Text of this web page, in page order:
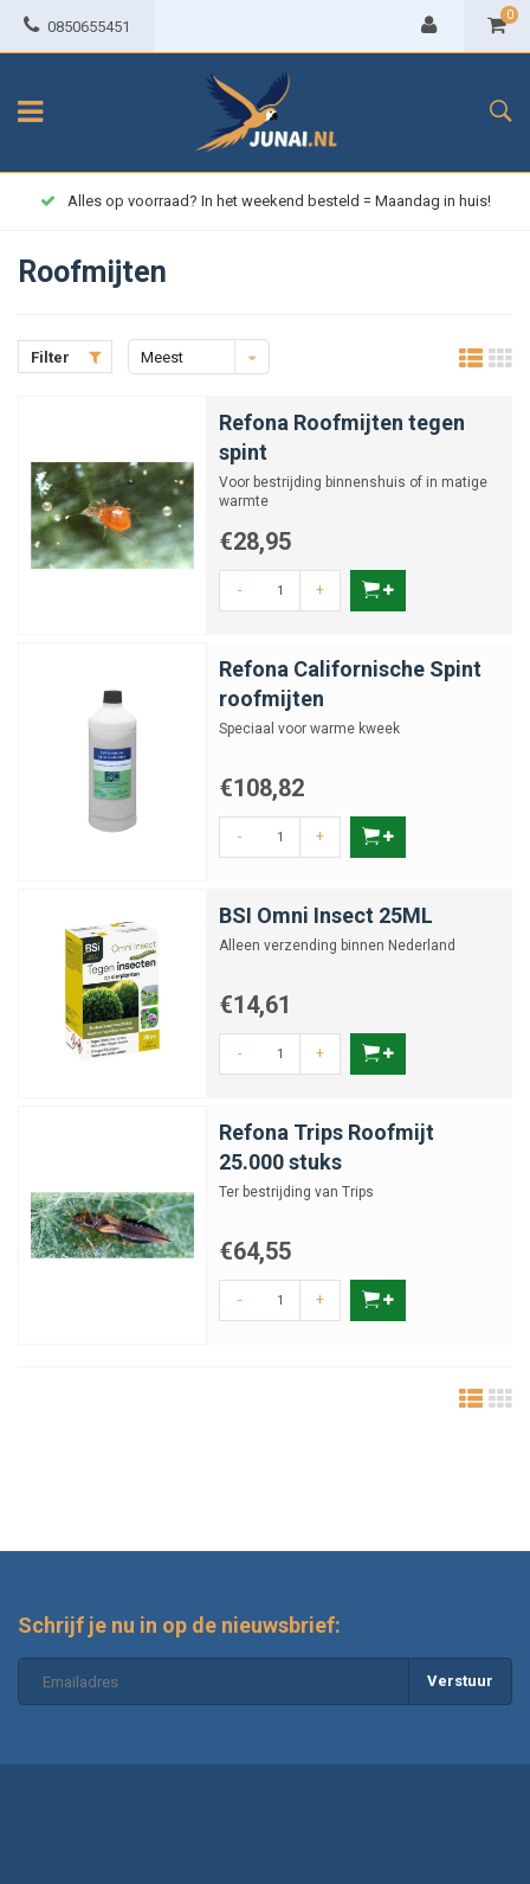
0850655451
0
Alles op voorraad? In het weekend besteld = Maandag in huis!
Roofmijten
Filter
Meest
Refona Roofmijten tegen
spint
Voor bestrijding binnenshuis of in matige
warmte
€28,95
- +
Refona Californische Spint
roofmijten
Speciaal voor warme kweek
€108,82
- +
BSI Omni Insect 25ML
Alleen verzending binnen Nederland
€14,61
- +
Refona Trips Roofmijt
25.000 stuks
Ter bestrijding van Trips
€64,55
- +
Schrijf je nu in op de nieuwsbrief:
Verstuur